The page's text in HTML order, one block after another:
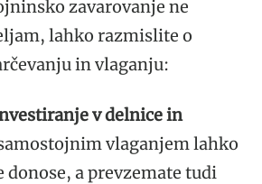
zavarovanje ne
lahko razmislite o
in vlaganju:
v delnice in
vlaganjem lahko
donose, a prevzemate tudi